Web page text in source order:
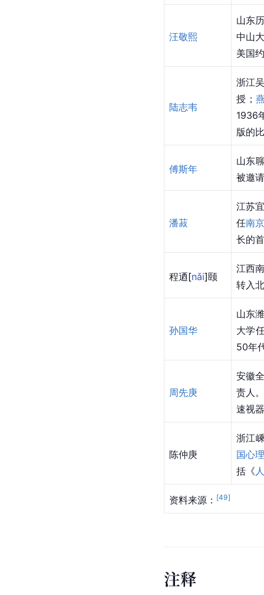
汪敬熙
山东
中山
美国
陆志韦
浙江
授；
1936
版的
傅斯年
山东
被邀
潘菽
江苏
任南
长的
程迺[nǎi]颐
江西
转入
孙国华
山东
大学
50年
周先庚
安徽
责人
速视
陈仲庚
浙江
国心
括《
资料来源： [49]
注释